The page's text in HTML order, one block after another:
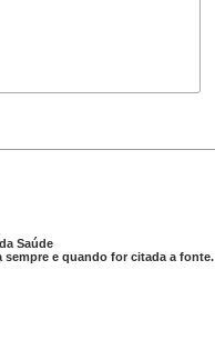
Saúde
e quando for citada a fonte.